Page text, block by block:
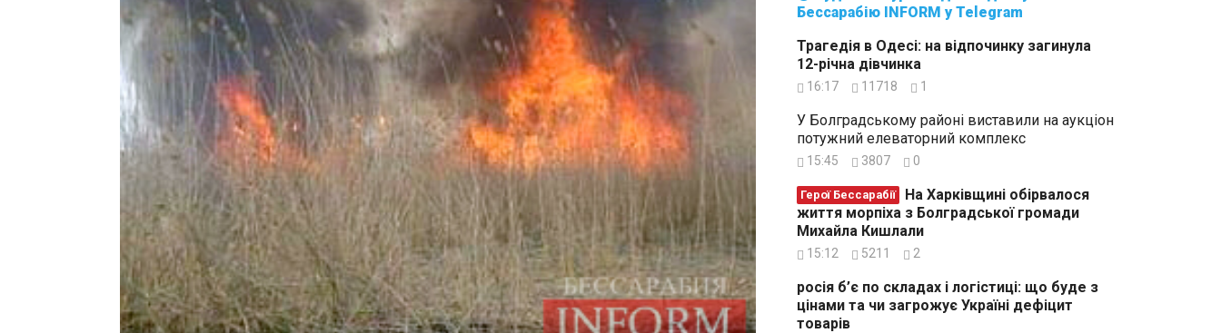
Бессарабію INFORM у Telegram
Трагедія в Одесі: на відпочинку загинула
12-річна дівчинка
16:17 11718 1
У Болградському районі виставили на аукціон
потужний елеваторний комплекс
15:45 3807 0
Герої Бессарабії
життя морпіха з Болградської громади
Михайла Кишлали
15:12 5211 2
росія б’є по складах і логістиці: що буде з
цінами та чи загрожує Україні дефіцит
товарів